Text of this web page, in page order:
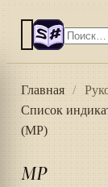
Главная /
Список
(MP)
MP